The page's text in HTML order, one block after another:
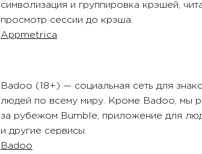
символизация и группировка крэшей,
просмотр сессии до крэша.
Appmetrica
Badoo (18+) — социальная сеть для
людей по всему миру. Кроме Badoo, мы
за рубежом Bumble, приложение для
и другие сервисы.
Badoo